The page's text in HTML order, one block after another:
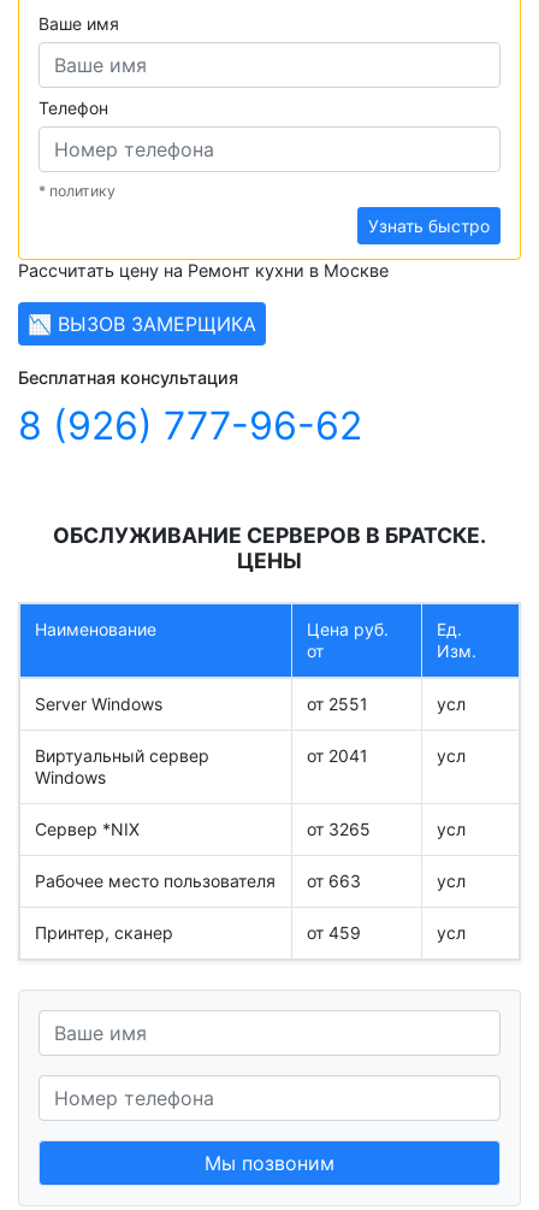
Ваше имя
Телефон
* политику
Узнать быстро
Рассчитать цену на Ремонт кухни в Москве
📉 ВЫЗОВ ЗАМЕРЩИКА
Бесплатная консультация
8 (926) 777-96-62
ОБСЛУЖИВАНИЕ СЕРВЕРОВ В БРАТСКЕ.
ЦЕНЫ
Наименование
Цена руб.
от
Ед.
Изм.
Server Windows от 2551 усл
Виртуальный сервер
Windows
от 2041 усл
Сервер *NIX от 3265 усл
Рабочее место пользователя от 663 усл
Принтер, сканер от 459 усл
Мы позвоним